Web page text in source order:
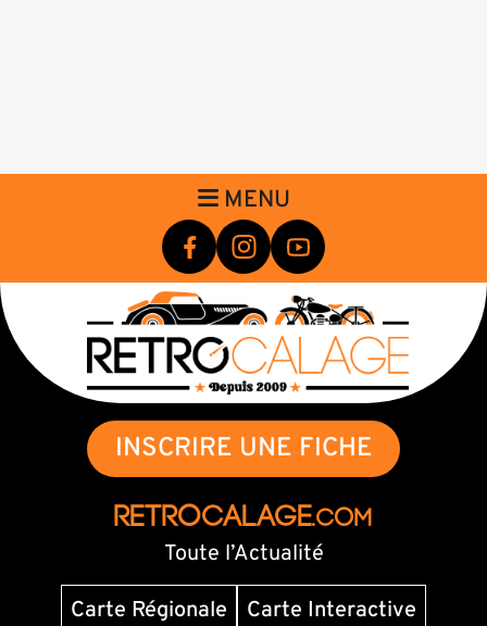
MENU
INSCRIRE UNE FICHE
RETROCALAGE.com
Toute l’Actualité
Carte Régionale
Carte Interactive